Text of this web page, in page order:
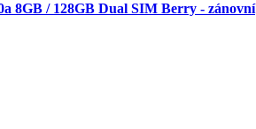
8GB / 128GB Dual SIM Berry - zánovní